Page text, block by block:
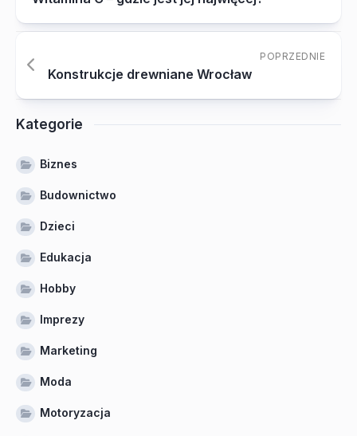
POPRZEDNIE
Konstrukcje drewniane Wrocław
Kategorie
Biznes
Budownictwo
Dzieci
Edukacja
Hobby
Imprezy
Marketing
Moda
Motoryzacja